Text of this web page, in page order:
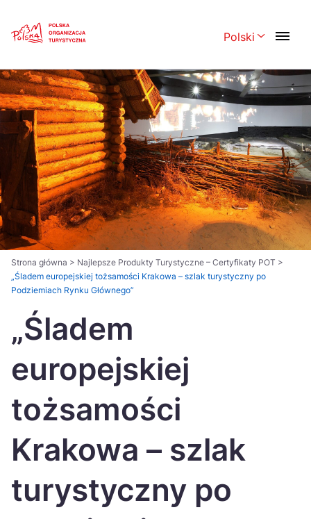
Polski
Polski English
Česká 中国
Dansk Deutsch
Español Français
Italiano Magyar
Nederlands 日本語
Português Norsk
Suomi
Україна
Strona główna > Najlepsze Produkty Turystyczne – Certyfikaty POT >
„Śladem europejskiej tożsamości Krakowa – szlak turystyczny po
Podziemiach Rynku Głównego”
„Śladem
europejskiej
tożsamości
Krakowa – szlak
turystyczny po